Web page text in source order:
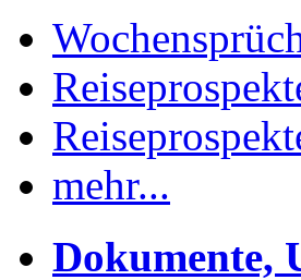
mehr...
Dokumente,